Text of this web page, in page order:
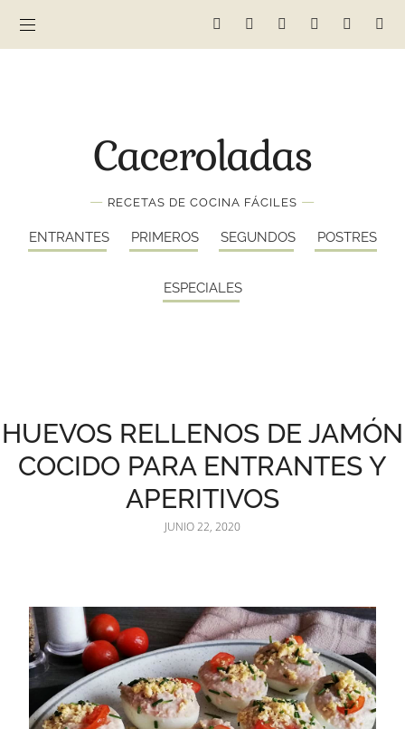
Caceroladas
— RECETAS DE COCINA FÁCILES —
ENTRANTES PRIMEROS SEGUNDOS POSTRES
ESPECIALES
HUEVOS RELLENOS DE JAMÓN
COCIDO PARA ENTRANTES Y
APERITIVOS
JUNIO 22, 2020